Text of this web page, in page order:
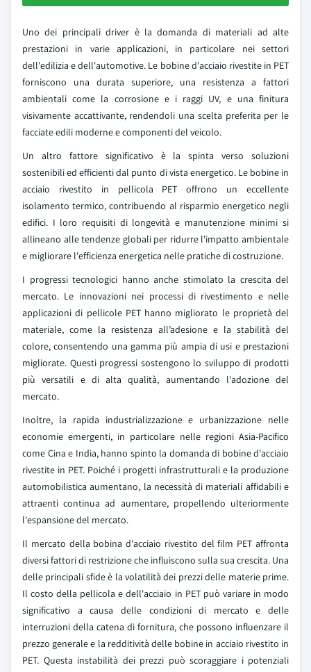
Uno dei principali driver è la domanda di materiali ad alte
prestazioni in varie applicazioni, in particolare nei settori
dell'edilizia e dell'automotive. Le bobine d'acciaio rivestite in PET
forniscono una durata superiore, una resistenza a fattori
ambientali come la corrosione e i raggi UV, e una finitura
visivamente accattivante, rendendoli una scelta preferita per le
facciate edili moderne e componenti del veicolo.
Un altro fattore significativo è la spinta verso soluzioni
sostenibili ed efficienti dal punto di vista energetico. Le bobine in
acciaio rivestito in pellicola PET offrono un eccellente
isolamento termico, contribuendo al risparmio energetico negli
edifici. I loro requisiti di longevità e manutenzione minimi si
allineano alle tendenze globali per ridurre l'impatto ambientale
e migliorare l'efficienza energetica nelle pratiche di costruzione.
I progressi tecnologici hanno anche stimolato la crescita del
mercato. Le innovazioni nei processi di rivestimento e nelle
applicazioni di pellicole PET hanno migliorato le proprietà del
materiale, come la resistenza all’adesione e la stabilità del
colore, consentendo una gamma più ampia di usi e prestazioni
migliorate. Questi progressi sostengono lo sviluppo di prodotti
più versatili e di alta qualità, aumentando l'adozione del
mercato.
Inoltre, la rapida industrializzazione e urbanizzazione nelle
economie emergenti, in particolare nelle regioni Asia-Pacifico
come Cina e India, hanno spinto la domanda di bobine d'acciaio
rivestite in PET. Poiché i progetti infrastrutturali e la produzione
automobilistica aumentano, la necessità di materiali affidabili e
attraenti continua ad aumentare, propellendo ulteriormente
l'espansione del mercato.
Il mercato della bobina d'acciaio rivestito del film PET affronta
diversi fattori di restrizione che influiscono sulla sua crescita. Una
delle principali sfide è la volatilità dei prezzi delle materie prime.
Il costo della pellicola e dell'acciaio in PET può variare in modo
significativo a causa delle condizioni di mercato e delle
interruzioni della catena di fornitura, che possono influenzare il
prezzo generale e la redditività delle bobine in acciaio rivestito in
PET. Questa instabilità dei prezzi può scoraggiare i potenziali